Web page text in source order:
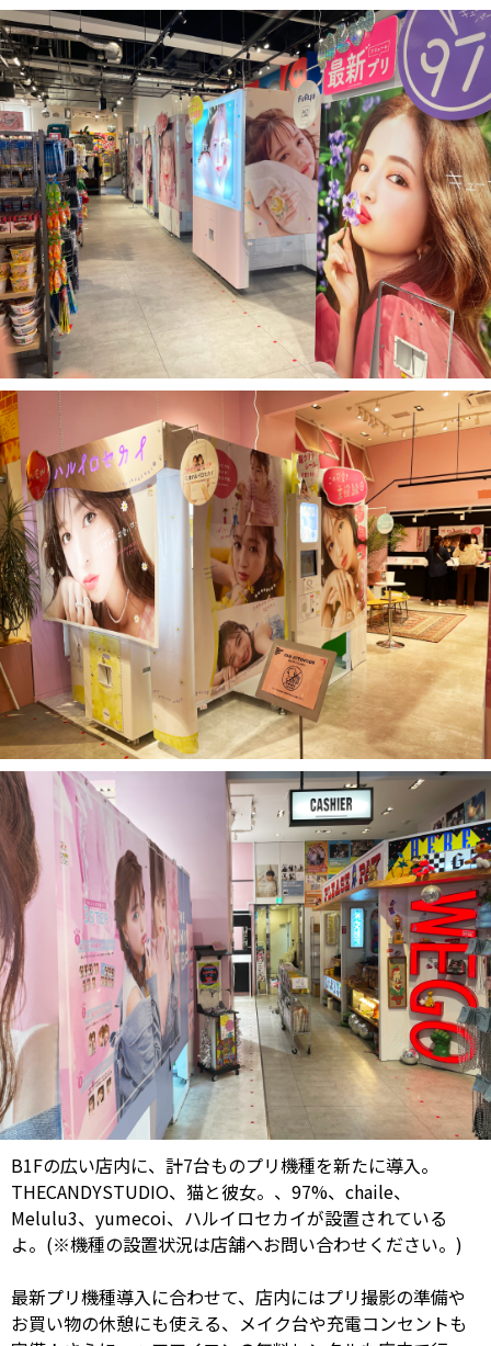
B1Fの広い店内に、計7台ものプリ機種を新たに導入。
THECANDYSTUDIO、猫と彼女。、97%、chaile、
Melulu3、yumecoi、ハルイロセカイが設置されている
よ。(※機種の設置状況は店舗へお問い合わせください。)
最新プリ機種導入に合わせて、店内にはプリ撮影の準備や
お買い物の休憩にも使える、メイク台や充電コンセントも